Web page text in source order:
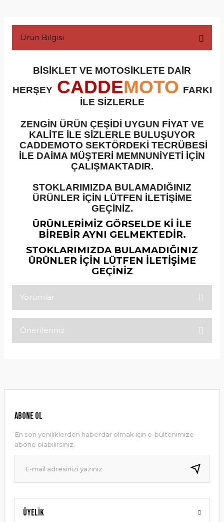
Ürün Bilgisi
BİSİKLET VE MOTOSİKLETE DAİR
HERŞEY CADDEMOTO FARKI
İLE SİZLERLE
ZENGİN ÜRÜN ÇEŞİDİ UYGUN FİYAT VE
KALİTE İLE SİZLERLE BULUŞUYOR
CADDEMOTO SEKTÖRDEKİ TECRÜBESİ
İLE DAİMA MÜŞTERİ MEMNUNİYETİ İÇİN
ÇALIŞMAKTADIR.
STOKLARIMIZDA BULAMADIĞINIZ
ÜRÜNLER İÇİN LÜTFEN İLETİŞİME
GEÇİNİZ.
ÜRÜNLERİMİZ GÖRSELDE Kİ İLE
BİREBİR AYNI GELMEKTEDİR.
STOKLARIMIZDA BULAMADIĞINIZ
ÜRÜNLER İÇİN LÜTFEN İLETİŞİME
GEÇİNİZ
Yorumlar
Önerileriniz
Ürün resmi kalitesiz, bozuk veya görüntülenemiyor.
Ürün bilgilerinde hatalar bulunuyor.
Ürün fiyatı diğer sitelerden daha pahalı.
Bu ürüne benzer farklı alternatifler olmalı.
Üyelik
ABONE OL
En son yeniliklerden haberdar olmak için e-bültenimize
abone olabilirsiniz.